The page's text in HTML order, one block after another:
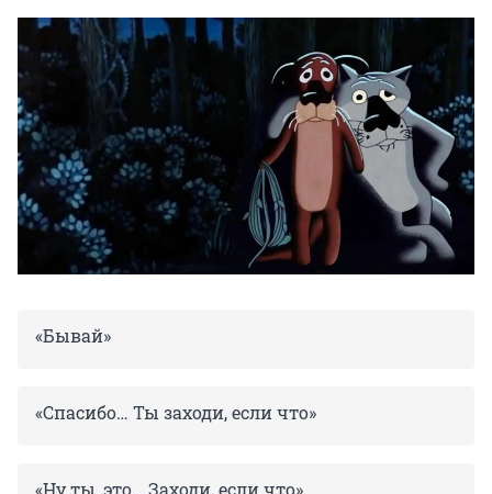
«Бывай»
«Спасибо… Ты заходи, если что»